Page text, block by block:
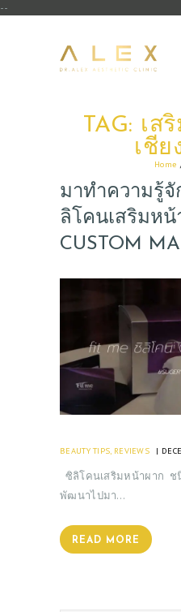
--
TAG: เส
เชีย
Home
มาทำความรู้
ลิโคนเสริมหน้
CUSTOM
BEAUTY TIPS, REVIEWS
ซิลิโคนเสริมหน้าผาก
พัฒนาไปมา…
READ MORE